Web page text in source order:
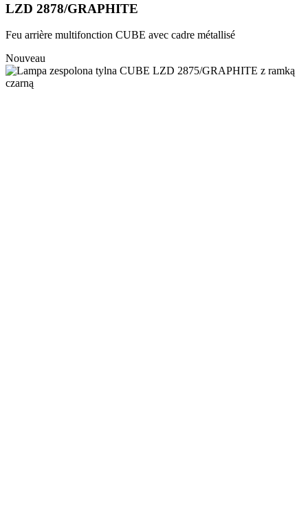
LZD 2878/GRAPHITE
Feu arrière multifonction CUBE avec cadre métallisé
Nouveau